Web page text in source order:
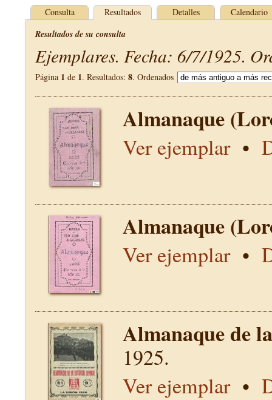
Consulta Resultados Detalles Calendario
Resultados de su consulta
Ejemplares. Fecha: 6/7/1925.
Página 1 de 1. Resultados: 8. Ordenados
Almanaque
Ver ejemplar•
Almanaque
Ver ejemplar•
Almanaque de
1925.
Ver ejemplar•